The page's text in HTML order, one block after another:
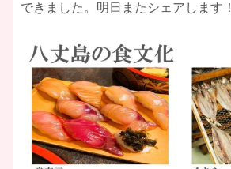
できました。明日またシェアします！